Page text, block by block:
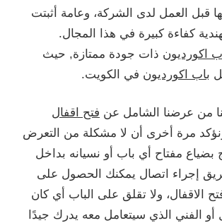
قبل العمل لدى الشركة، وعامة أثبتت
كفاءة كبيرة في هذا المجال.
اكورديون ذات جودة ممتازة, حيث
باب اكورديون في الكويت.
من عرضنا الشامل عن فتح اقفال
ونؤكد مرة أخرى أن لا مشكلة من التعرض
مفتاح أي باب أو نسيانه بداخل
إجراء اتصال يمكنك الحصول على
الاقفال، ولا تقلق على الباب أي كان
أو الفني الذي سيتعامل معه يدرك جيدًا